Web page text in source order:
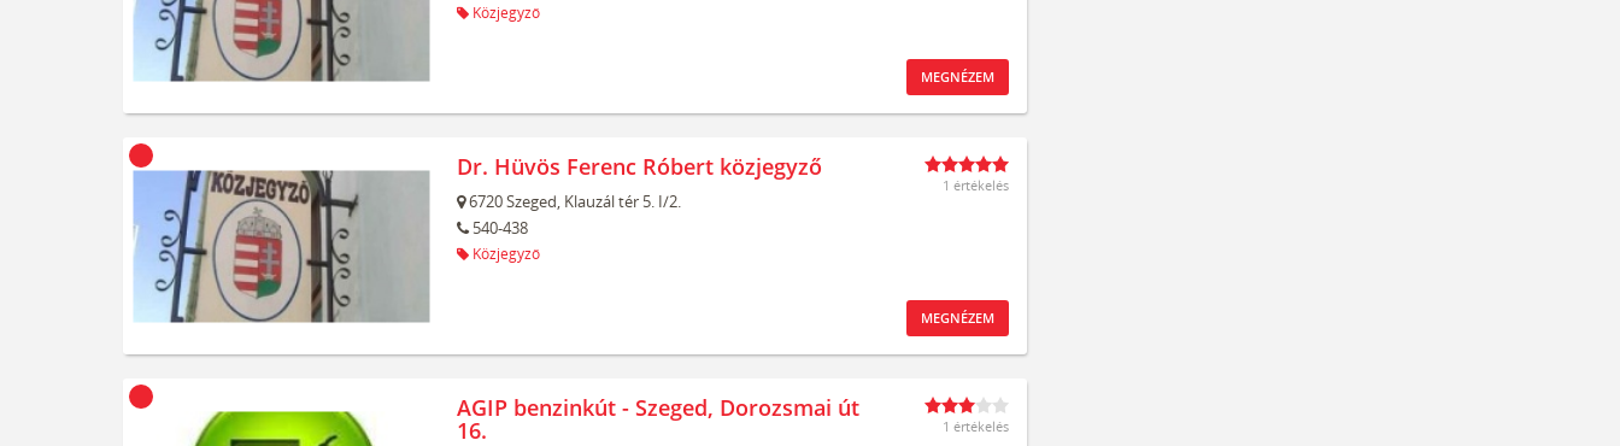
Közjegyző
MEGNÉZEM
Dr. Hüvös Ferenc Róbert közjegyző
6720Szeged, Klauzál tér 5. I/2.
540-438
Közjegyző
1 értékelés
MEGNÉZEM
AGIP benzinkút - Szeged, Dorozsmai út
16. 1 értékelés